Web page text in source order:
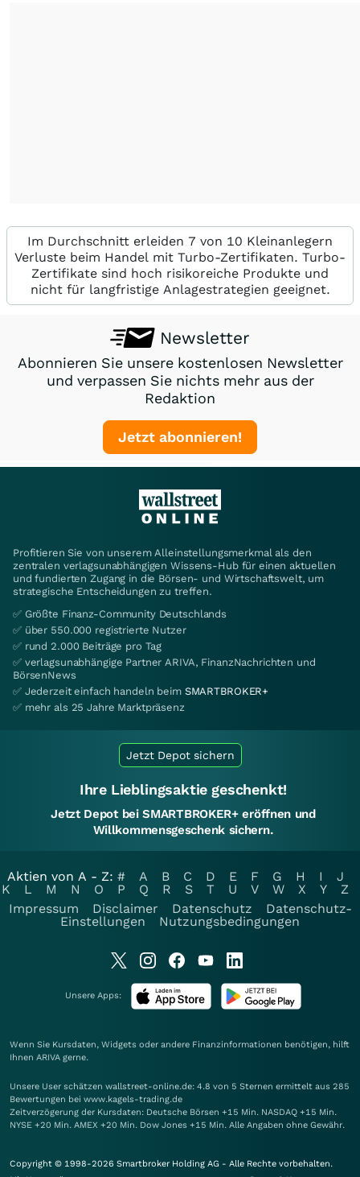
Im Durchschnitt erleiden 7 von 10 Kleinanlegern
Verluste beim Handel mit Turbo-Zertifikaten. Turbo-
Zertifikate sind hoch risikoreiche Produkte und
nicht für langfristige Anlagestrategien geeignet.
Newsletter
Abonnieren Sie unsere kostenlosen Newsletter
und verpassen Sie nichts mehr aus der
Redaktion
Jetzt abonnieren!
Profitieren Sie von unserem Alleinstellungsmerkmal als den
zentralen verlagsunabhängigen Wissens-Hub für einen aktuellen
und fundierten Zugang in die Börsen- und Wirtschaftswelt, um
strategische Entscheidungen zu treffen.
✅ Größte Finanz-Community Deutschlands
✅ über 550.000 registrierte Nutzer
✅ rund 2.000 Beiträge pro Tag
✅ verlagsunabhängige Partner ARIVA, FinanzNachrichten und
BörsenNews
✅ Jederzeit einfach handeln beim SMARTBROKER+
✅ mehr als 25 Jahre Marktpräsenz
Jetzt Depot sichern
Ihre Lieblingsaktie geschenkt!
Jetzt Depot bei SMARTBROKER+ eröffnen und
Willkommensgeschenk sichern.
Aktien von A - Z: # A B C D E F G H I
J
K
L M N O P Q R S T U V W X Y
Z
Impressum
Disclaimer Datenschutz
Datenschutz-
Einstellungen
Nutzungsbedingungen
Unsere Apps:
Wenn Sie Kursdaten, Widgets oder andere Finanzinformationen benötigen, hilft
Ihnen ARIVA gerne.
Unsere User schätzen wallstreet-online.de: 4.8 von 5 Sternen ermittelt aus 285
Bewertungen bei www.kagels-trading.de
Zeitverzögerung der Kursdaten: Deutsche Börsen +15 Min. NASDAQ +15 Min.
NYSE +20 Min. AMEX +20 Min. Dow Jones +15 Min. Alle Angaben ohne Gewähr.
Copyright © 1998-2026 Smartbroker Holding AG - Alle Rechte vorbehalten.